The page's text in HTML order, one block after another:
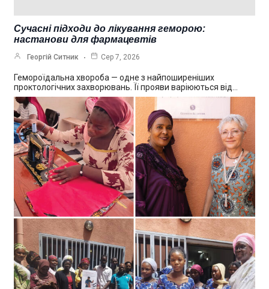
Сучасні підходи до лікування геморою:
настанови для фармацевтів
Георгій Ситник Сер 7, 2026
Гемороїдальна хвороба — одне з найпоширеніших
проктологічних захворювань. Її прояви варіюються від…